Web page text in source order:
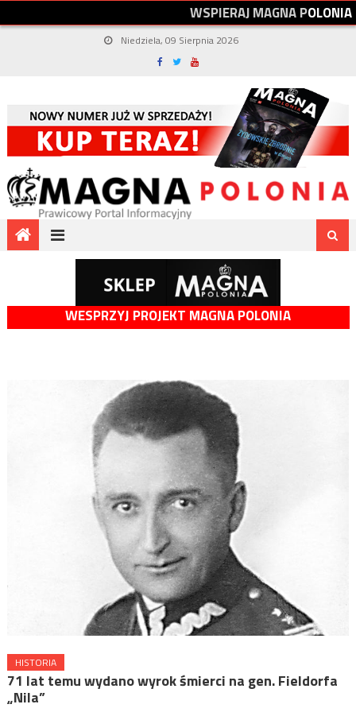
WSPIERAJMAGNAPOLONIA
Niedziela, 09 Sierpnia 2026
WESPRZYJ PROJEKT MAGNA POLONIA
HISTORIA
71 lat temu wydano wyrok śmierci na gen. Fieldorfa
„Nila”